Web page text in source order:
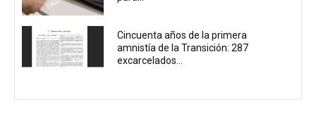
Cincuenta años de la primera
amnistía de la Transición: 287
excarcelados...